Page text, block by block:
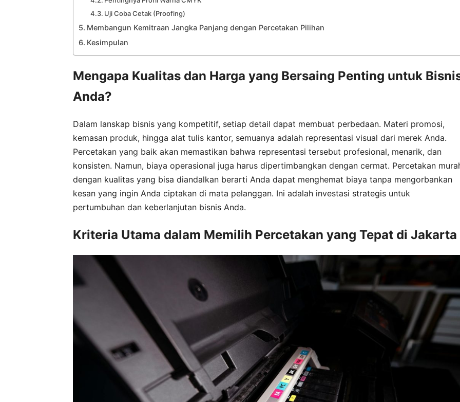
Uji Coba Cetak (Proofing)
Membangun Kemitraan Jangka Panjang dengan Percetakan Pilihan
Kesimpulan
Mengapa Kualitas dan Harga yang Bersaing Penting untuk
Anda?
Dalam lanskap bisnis yang kompetitif, setiap detail dapat membuat perbedaan. Materi promosi,
kemasan produk, hingga alat tulis kantor, semuanya adalah representasi visual dari merek Anda.
Percetakan yang baik akan memastikan bahwa representasi tersebut profesional, menarik, dan
konsisten. Namun, biaya operasional juga harus dipertimbangkan dengan cermat. Percetakan
dengan kualitas yang bisa diandalkan berarti Anda dapat menghemat biaya tanpa mengorbankan
kesan yang ingin Anda ciptakan di mata pelanggan. Ini adalah investasi strategis untuk
pertumbuhan dan keberlanjutan bisnis Anda.
Kriteria Utama dalam Memilih Percetakan yang Tepat di Jakarta